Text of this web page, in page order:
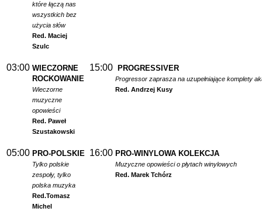
które łączą nas
wszystkich bez
użycia słów
Red. Maciej
Szulc
03:00 WIECZORNE
ROCKOWANIE
Wieczorne
muzyczne
opowieści
Red. Paweł
Szustakowski
15:00 PROGRESSIVER
Progressor zaprasza na uzupełniające komplety
Red. Andrzej Kusy
05:00 PRO-POLSKIE
Tylko polskie
zespoły, tylko
polska muzyka
Red.Tomasz
Michel
16:00 PRO-WINYLOWA KOLEKCJA
Muzyczne opowieści o płytach winylowych
Red. Marek Tchórz